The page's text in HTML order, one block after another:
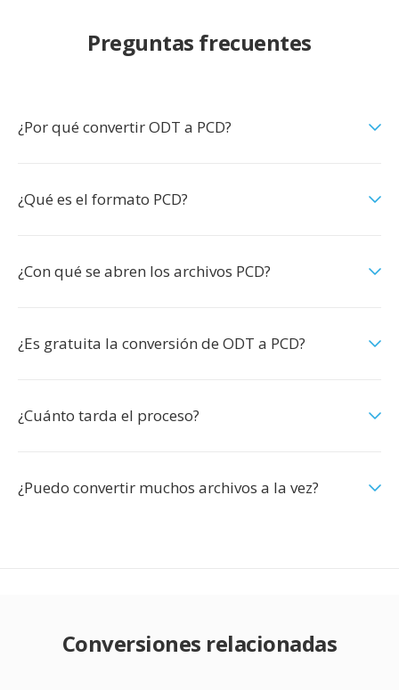
Preguntas frecuentes
¿Por qué convertir ODT a PCD?
¿Qué es el formato PCD?
¿Con qué se abren los archivos PCD?
¿Es gratuita la conversión de ODT a PCD?
¿Cuánto tarda el proceso?
¿Puedo convertir muchos archivos a la vez?
Conversiones relacionadas